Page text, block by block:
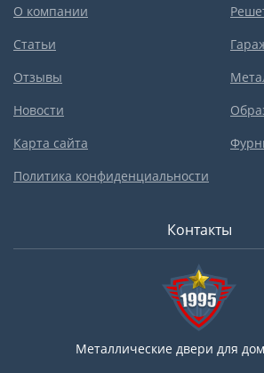
О компании
Статьи
Отзывы
Новости
Карта сайта
Политика конфиденциальности
Контакты
Металлические двери для